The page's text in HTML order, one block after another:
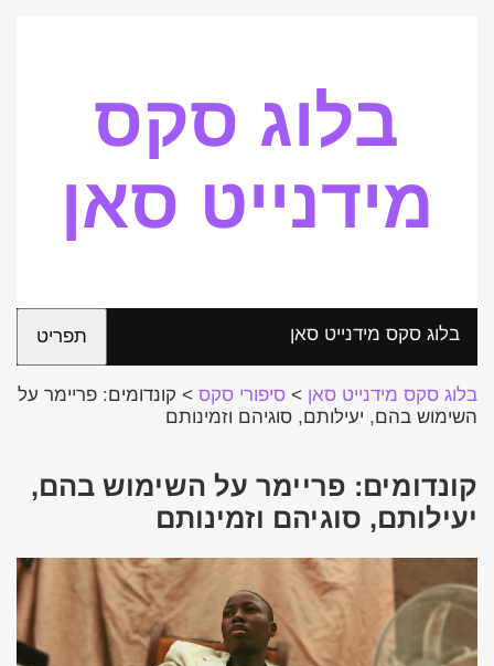
בלוג סקס
מידנייט סאן
בלוג סקס מידנייט סאן תפריט
בלוג סקס מידנייט סאן > סיפורי סקס > קונדומים: פריימר על
השימוש בהם, יעילותם, סוגיהם וזמינותם
קונדומים: פריימר על השימוש בהם,
יעילותם, סוגיהם וזמינותם